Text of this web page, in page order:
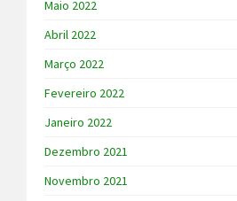
Maio 2022
Abril 2022
Março 2022
Fevereiro 2022
Janeiro 2022
Dezembro 2021
Novembro 2021